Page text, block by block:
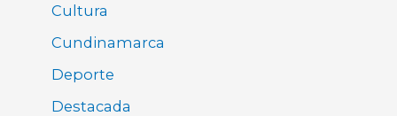
Cultura
Cundinamarca
Deporte
Destacada